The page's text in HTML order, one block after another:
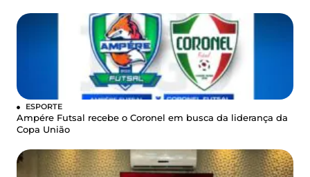
ESPORTE
Ampére Futsal recebe o Coronel em busca da liderança da
Copa União